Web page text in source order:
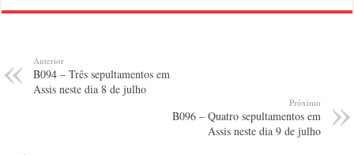
Anterior
B094 – Três sepultamentos em
Assis neste dia 8 de julho
Próximo
B096 – Quatro sepultamentos em
Assis neste dia 9 de julho